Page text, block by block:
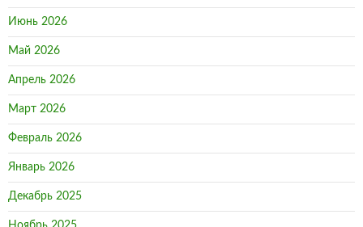
Июнь 2026
Май 2026
Апрель 2026
Март 2026
Февраль 2026
Январь 2026
Декабрь 2025